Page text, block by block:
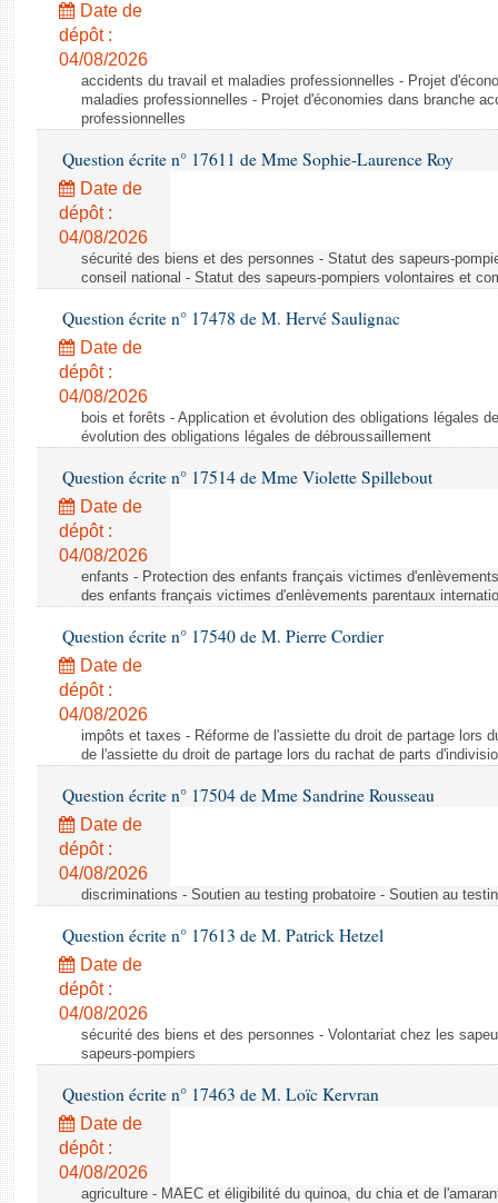
Questions écrites et orales
Comptes rendus des débats
Date de
dépôt :
04/08/2026
accidents du travail et maladies professionnelles - Projet
maladies professionnelles - Projet d'économies dans branche
professionnelles
Question écrite n° 17611 de Mme Sophie-Laurence Roy
Date de
dépôt :
04/08/2026
sécurité des biens et des personnes - Statut des sapeurs-
conseil national - Statut des sapeurs-pompiers volontaires et
Question écrite n° 17478 de M. Hervé Saulignac
Date de
dépôt :
04/08/2026
bois et forêts - Application et évolution des obligations légales
évolution des obligations légales de débroussaillement
Question écrite n° 17514 de Mme Violette Spillebout
Date de
dépôt :
04/08/2026
enfants - Protection des enfants français victimes
des enfants français victimes d'enlèvements parentaux
Question écrite n° 17540 de M. Pierre Cordier
Date de
dépôt :
04/08/2026
impôts et taxes - Réforme de l'assiette du droit de partage lors
de l'assiette du droit de partage lors du rachat de parts
Question écrite n° 17504 de Mme Sandrine Rousseau
Date de
dépôt :
04/08/2026
discriminations - Soutien au testing probatoire - Soutien au
Question écrite n° 17613 de M. Patrick Hetzel
Date de
dépôt :
04/08/2026
sécurité des biens et des personnes - Volontariat chez les
sapeurs-pompiers
Question écrite n° 17463 de M. Loïc Kervran
Date de
dépôt :
04/08/2026
agriculture - MAEC et éligibilité du quinoa, du chia et de